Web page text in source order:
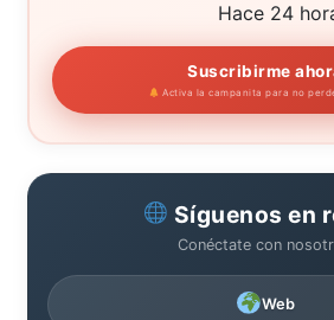
Hace 24
Suscribirme
Activa la campanita para no
Síguenos en
Conéctate con
Web